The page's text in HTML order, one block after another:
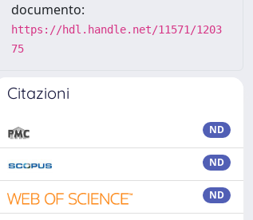
documento:
https://hdl.handle.net/11571/1203
75
Citazioni
ND
ND
ND